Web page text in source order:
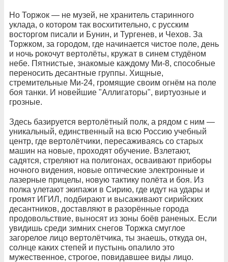
Но Торжок — не музей, не хранитель старинного
уклада, о котором так восхитительно, с русским
восторгом писали и Бунин, и Тургенев, и Чехов. За
Торжком, за городом, где начинается чистое поле, день
и ночь рокочут вертолёты, кружат в синем студёном
небе. Пятнистые, знакомые каждому Ми-8, способные
переносить десантные группы. Хищные,
стремительные Ми-24, громящие своим огнём на поле
боя танки. И новейшие "Аллигаторы", виртуозные и
грозные.
Здесь базируется вертолётный полк, а рядом с ним —
уникальный, единственный на всю Россию учебный
центр, где вертолётчики, пересаживаясь со старых
машин на новые, проходят обучение. Взлетают,
садятся, стреляют на полигонах, осваивают приборы
ночного видения, новые оптические электронные и
лазерные прицелы, новую тактику полёта и боя. Из
полка улетают экипажи в Сирию, где идут на удары и
громят ИГИЛ, подбирают и высаживают сирийских
десантников, доставляют в разорённые города
продовольствие, выносят из зоны боёв раненых. Если
увидишь среди зимних снегов Торжка смуглое
загорелое лицо вертолётчика, ты знаешь, откуда он,
солнце каких степей и пустынь опалило это
мужественное, строгое, повидавшее виды лицо.